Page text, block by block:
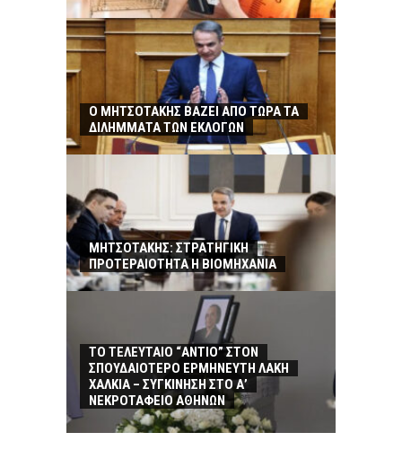
Ο ΜΗΤΣΟΤΑΚΗΣ ΒΑΖΕΙ ΑΠΟ ΤΩΡΑ ΤΑ
ΔΙΛΗΜΜΑΤΑ ΤΩΝ ΕΚΛΟΓΩΝ
ΜΗΤΣΟΤΑΚΗΣ: ΣΤΡΑΤΗΓΙΚΗ
ΠΡΟΤΕΡΑΙΟΤΗΤΑ Η ΒΙΟΜΗΧΑΝΙΑ
ΤΟ ΤΕΛΕΥΤΑΙΟ “ΑΝΤΙΟ” ΣΤΟΝ
ΣΠΟΥΔΑΙΟΤΕΡΟ ΕΡΜΗΝΕΥΤΗ ΛΑΚΗ
ΧΑΛΚΙΑ – ΣΥΓΚΙΝΗΣΗ ΣΤΟ Α’
ΝΕΚΡΟΤΑΦΕΙΟ ΑΘΗΝΩΝ